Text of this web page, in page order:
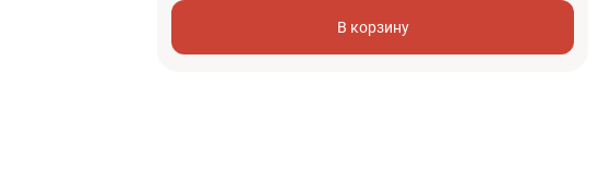
В корзину